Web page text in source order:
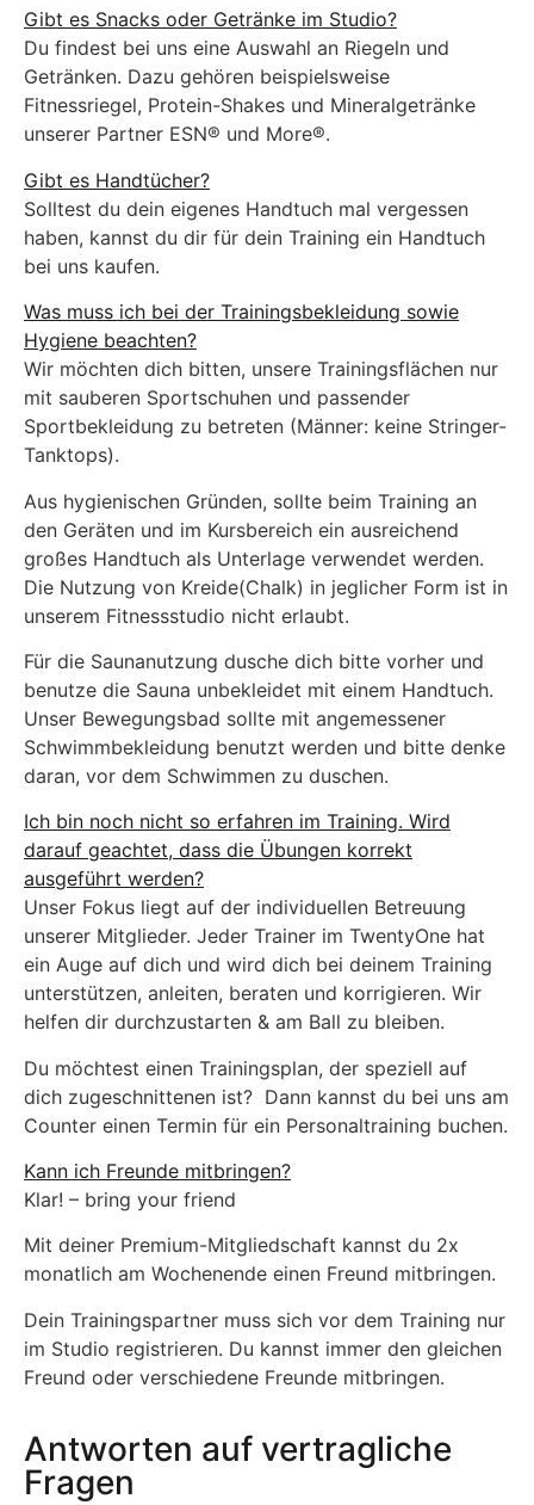
Gibt es Snacks oder Getränke im Studio?
Du findest bei uns eine Auswahl an Riegeln und
Getränken. Dazu gehören beispielsweise
Fitnessriegel, Protein-Shakes und Mineralgetränke
unserer Partner ESN® und More®.
Gibt es Handtücher?
Solltest du dein eigenes Handtuch mal vergessen
haben, kannst du dir für dein Training ein Handtuch
bei uns kaufen.
Was muss ich bei der Trainingsbekleidung sowie
Hygiene beachten?
Wir möchten dich bitten, unsere Trainingsflächen nur
mit sauberen Sportschuhen und passender
Sportbekleidung zu betreten (Männer: keine Stringer-
Tanktops).
Aus hygienischen Gründen, sollte beim Training an
den Geräten und im Kursbereich ein ausreichend
großes Handtuch als Unterlage verwendet werden.
Die Nutzung von Kreide(Chalk) in jeglicher Form ist in
unserem Fitnessstudio nicht erlaubt.
Für die Saunanutzung dusche dich bitte vorher und
benutze die Sauna unbekleidet mit einem Handtuch.
Unser Bewegungsbad sollte mit angemessener
Schwimmbekleidung benutzt werden und bitte denke
daran, vor dem Schwimmen zu duschen.
Ich bin noch nicht so erfahren im Training. Wird
darauf geachtet, dass die Übungen korrekt
ausgeführt werden?
Unser Fokus liegt auf der individuellen Betreuung
unserer Mitglieder. Jeder Trainer im TwentyOne hat
ein Auge auf dich und wird dich bei deinem Training
unterstützen, anleiten, beraten und korrigieren. Wir
helfen dir durchzustarten & am Ball zu bleiben.
Du möchtest einen Trainingsplan, der speziell auf
dich zugeschnittenen ist? Dann kannst du bei uns am
Counter einen Termin für ein Personaltraining buchen.
Kann ich Freunde mitbringen?
Klar! – bring your friend
Mit deiner Premium-Mitgliedschaft kannst du 2x
monatlich am Wochenende einen Freund mitbringen.
Dein Trainingspartner muss sich vor dem Training nur
im Studio registrieren. Du kannst immer den gleichen
Freund oder verschiedene Freunde mitbringen.
Antworten auf vertragliche
Fragen